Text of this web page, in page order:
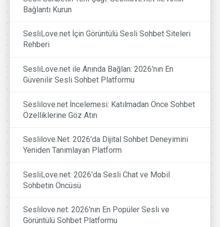
Bağlantı Kurun
SesliLove.net İçin Görüntülü Sesli Sohbet Siteleri
Rehberi
SesliLove.net ile Anında Bağlan: 2026'nın En
Güvenilir Sesli Sohbet Platformu
Seslilove.net İncelemesi: Katılmadan Önce Sohbet
Özelliklerine Göz Atın
Seslilove.Net: 2026'da Dijital Sohbet Deneyimini
Yeniden Tanımlayan Platform
SesliLove.net: 2026'da Sesli Chat ve Mobil
Sohbetin Öncüsü
Seslilove.net: 2026'nın En Popüler Sesli ve
Görüntülü Sohbet Platformu